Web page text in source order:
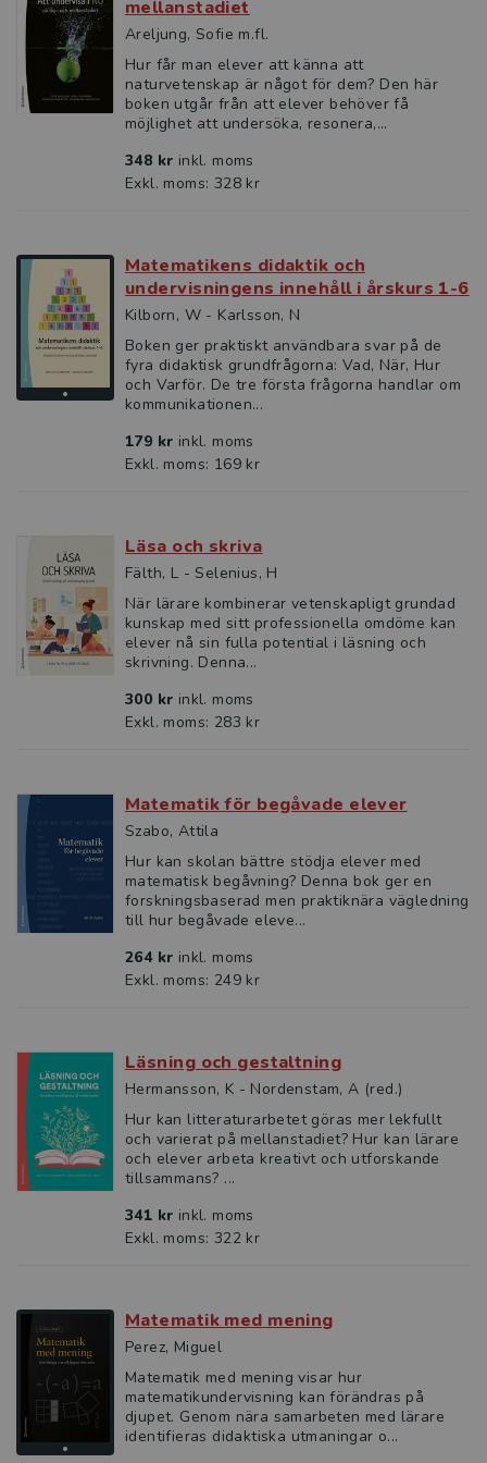
mellanstadiet
Areljung, Sofie m.fl.
Hur får man elever att känna att
naturvetenskap är något för dem? Den här
boken utgår från att elever behöver få
möjlighet att undersöka, resonera,...
348 kr inkl. moms
Exkl. moms: 328 kr
Matematikens didaktik och
undervisningens innehåll i årskurs 1-6
Kilborn, W - Karlsson, N
Boken ger praktiskt användbara svar på de
fyra didaktisk grundfrågorna: Vad, När, Hur
och Varför. De tre första frågorna handlar om
kommunikationen...
179 kr inkl. moms
Exkl. moms: 169 kr
Läsa och skriva
Fälth, L - Selenius, H
När lärare kombinerar vetenskapligt grundad
kunskap med sitt professionella omdöme kan
elever nå sin fulla potential i läsning och
skrivning. Denna...
300 kr inkl. moms
Exkl. moms: 283 kr
Matematik för begåvade elever
Szabo, Attila
Hur kan skolan bättre stödja elever med
matematisk begåvning? Denna bok ger en
forskningsbaserad men praktiknära vägledning
till hur begåvade eleve...
264 kr inkl. moms
Exkl. moms: 249 kr
Läsning och gestaltning
Hermansson, K - Nordenstam, A (red.)
Hur kan litteraturarbetet göras mer lekfullt
och varierat på mellanstadiet? Hur kan lärare
och elever arbeta kreativt och utforskande
tillsammans? ...
341 kr inkl. moms
Exkl. moms: 322 kr
Matematik med mening
Perez, Miguel
Matematik med mening visar hur
matematikundervisning kan förändras på
djupet. Genom nära samarbeten med lärare
identifieras didaktiska utmaningar o...